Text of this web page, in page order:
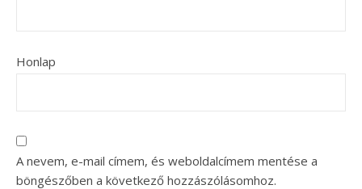
Honlap
A nevem, e-mail címem, és weboldalcímem mentése a
böngészőben a következő hozzászólásomhoz.